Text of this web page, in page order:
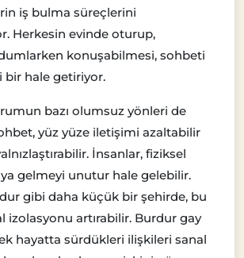
iş bulma süreçlerini
Herkesin evinde oturup,
konuşabilmesi, sohbeti
bir hale getiriyor.
bazı olumsuz yönleri de
yüz yüze iletişimi azaltabilir
İnsanlar, fiziksel
gelmeyi unutur hale gelebilir.
gibi daha küçük bir şehirde, bu
izolasyonu artırabilir. Burdur gay
hayatta sürdükleri ilişkileri sanal